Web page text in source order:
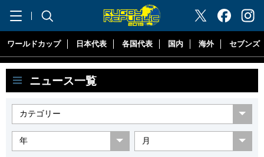
"ラグビーリパブリック"
ワールドカップ 日本代表 各国代表 国内 海外 セブンズ
ニュース一覧